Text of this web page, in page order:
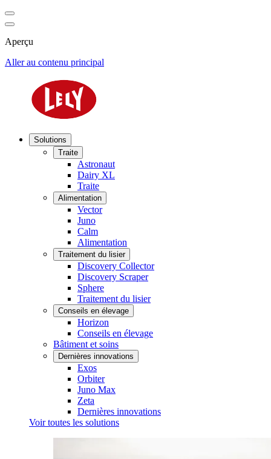
Aperçu
Aller au contenu principal
Solutions
Traite
Astronaut
Dairy XL
Traite
Alimentation
Vector
Juno
Calm
Alimentation
Traitement du lisier
Discovery Collector
Discovery Scraper
Sphere
Traitement du lisier
Conseils en élevage
Horizon
Conseils en élevage
Bâtiment et soins
Dernières innovations
Exos
Orbiter
Juno Max
Zeta
Dernières innovations
Voir toutes les solutions